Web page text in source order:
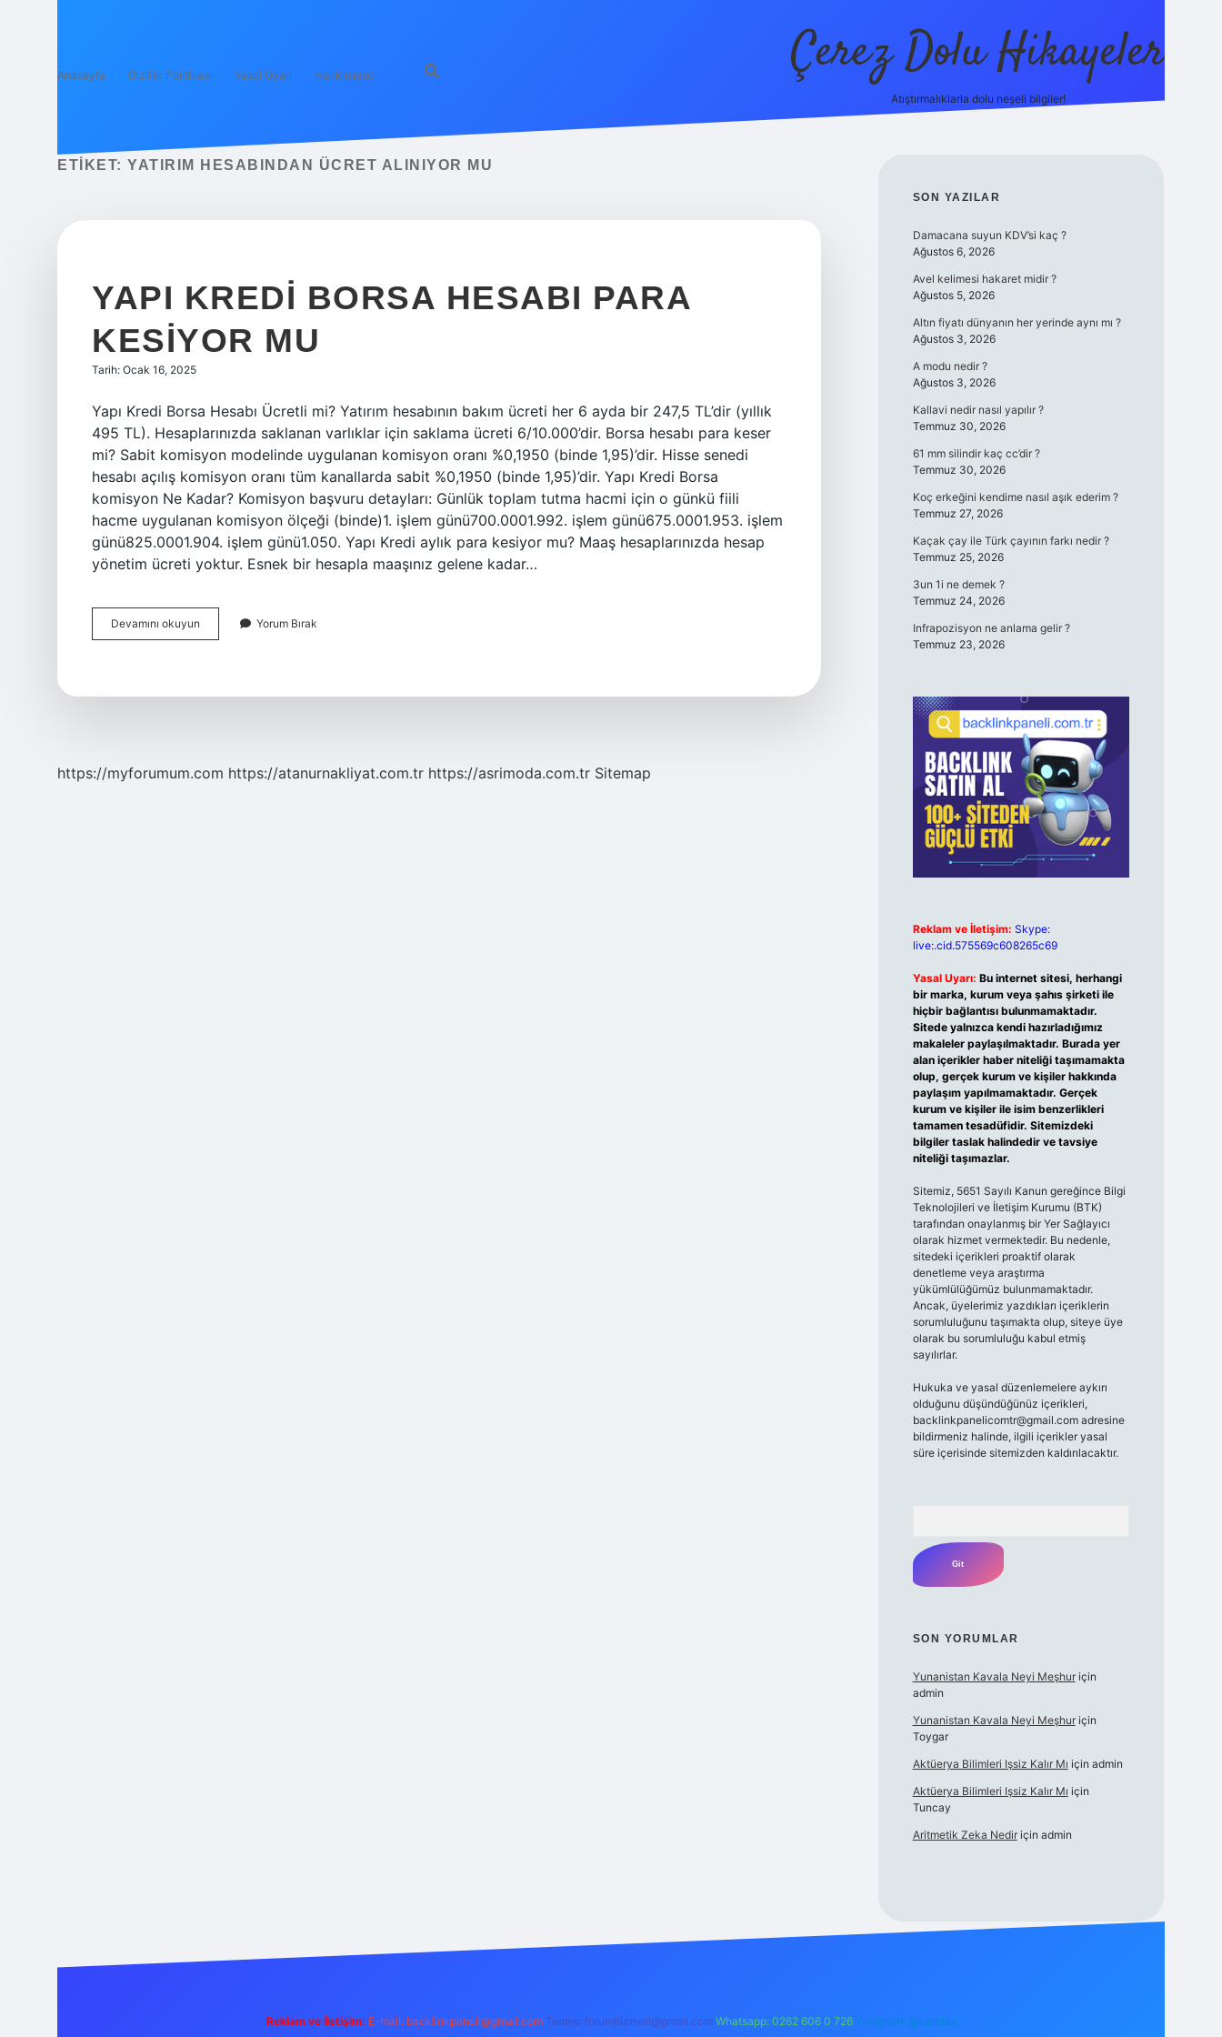
Anasayfa Gizlilik Politikası Yasal Uyarı Hakkımızda Çerez Dolu Hikayeler
Atıştırmalıklarla dolu neşeli bilgiler!
ETIKET: YATIRIM HESABINDAN ÜCRET ALINIYOR MU
YAPI KREDI BORSA HESABI PARA
KESIYOR MU
Tarih: Ocak 16, 2025
Yapı Kredi Borsa Hesabı Ücretli mi? Yatırım hesabının bakım ücreti her 6 ayda bir 247,5 TL’dir (yıllık
495 TL). Hesaplarınızda saklanan varlıklar için saklama ücreti 6/10.000’dir. Borsa hesabı para keser
mi? Sabit komisyon modelinde uygulanan komisyon oranı %0,1950 (binde 1,95)’dir. Hisse senedi
hesabı açılış komisyon oranı tüm kanallarda sabit %0,1950 (binde 1,95)’dir. Yapı Kredi Borsa
komisyon Ne Kadar? Komisyon başvuru detayları: Günlük toplam tutma hacmi için o günkü fiili
hacme uygulanan komisyon ölçeği (binde)1. işlem günü700.0001.992. işlem günü675.0001.953. işlem
günü825.0001.904. işlem günü1.050. Yapı Kredi aylık para kesiyor mu? Maaş hesaplarınızda hesap
yönetim ücreti yoktur. Esnek bir hesapla maaşınız gelene kadar…
Devamını okuyun
Kredi
Yorum Bırak
https://myforumum.com https://atanurnakliyat.com.tr https://asrimoda.com.tr Sitemap
SIDEBAR
SON YAZILAR
Damacana suyun KDV’si kaç ?
Ağustos 6, 2026
Avel kelimesi hakaret midir ?
Ağustos 5, 2026
Altın fiyatı dünyanın her yerinde aynı mı ?
Ağustos 3, 2026
A modu nedir ?
Ağustos 3, 2026
Kallavi nedir nasıl yapılır ?
Temmuz 30, 2026
61 mm silindir kaç cc’dir ?
Temmuz 30, 2026
Koç erkeğini kendime nasıl aşık ederim ?
Temmuz 27, 2026
Kaçak çay ile Türk çayının farkı nedir ?
Temmuz 25, 2026
3un 1i ne demek ?
Temmuz 24, 2026
Infrapozisyon ne anlama gelir ?
Temmuz 23, 2026
Reklam ve İletişim: Skype:
live:.cid.575569c608265c69
Yasal Uyarı: Bu internet sitesi, herhangi
bir marka, kurum veya şahıs şirketi ile
hiçbir bağlantısı bulunmamaktadır.
Sitede yalnızca kendi hazırladığımız
makaleler paylaşılmaktadır. Burada yer
alan içerikler haber niteliği taşımamakta
olup, gerçek kurum ve kişiler hakkında
paylaşım yapılmamaktadır. Gerçek
kurum ve kişiler ile isim benzerlikleri
tamamen tesadüfidir. Sitemizdeki
bilgiler taslak halindedir ve tavsiye
niteliği taşımazlar.
Sitemiz, 5651 Sayılı Kanun gereğince Bilgi
Teknolojileri ve İletişim Kurumu (BTK)
tarafından onaylanmış bir Yer Sağlayıcı
olarak hizmet vermektedir. Bu nedenle,
sitedeki içerikleri proaktif olarak
denetleme veya araştırma
yükümlülüğümüz bulunmamaktadır.
Ancak, üyelerimiz yazdıkları içeriklerin
sorumluluğunu taşımakta olup, siteye üye
olarak bu sorumluluğu kabul etmiş
sayılırlar.
Hukuka ve yasal düzenlemelere aykırı
olduğunu düşündüğünüz içerikleri,
backlinkpanelicomtr@gmail.comadresine
bildirmeniz halinde, ilgili içerikler yasal
süre içerisinde sitemizden kaldırılacaktır.
SON YORUMLAR
Yunanistan Kavala Neyi Meşhuriçin
admin
Yunanistan Kavala Neyi Meşhuriçin
Toygar
Aktüerya Bilimleri Işsiz Kalır Mı için admin
Aktüerya Bilimleri Işsiz Kalır Mı için
Tuncay
Aritmetik Zeka Nediriçin admin
Reklam ve İletişim: E-mail: backlinkpaneli@gmail.com Teams: forumhizmeti@gmail.com Whatsapp: 0262 606 0 726 Telegram: @karabul